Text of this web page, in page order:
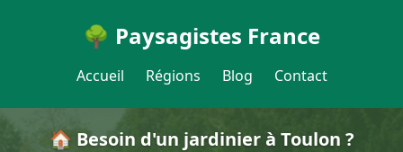
🌳 Paysagistes France
Accueil Régions Blog Contact
🏠 Besoin d'un jardinier à Toulon ?